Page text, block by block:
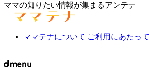
ママの知りたい情報が集まるアンテナ
ママテナについて ご利用にあたって